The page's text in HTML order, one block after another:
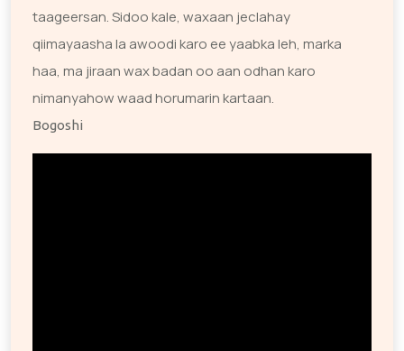
taageersan. Sidoo kale, waxaan jeclahay
qiimayaasha la awoodi karo ee yaabka leh, marka
haa, ma jiraan wax badan oo aan odhan karo
nimanyahow waad horumarin kartaan.
Bogoshi